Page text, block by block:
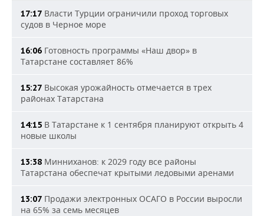
17:17 Власти Турции ограничили проход торговых
судов в Черное море
16:06 Готовность программы «Наш двор» в
Татарстане составляет 86%
15:27 Высокая урожайность отмечается в трех
районах Татарстана
14:15 В Татарстане к 1 сентября планируют открыть 4
новые школы
13:38 Минниханов: к 2029 году все районы
Татарстана обеспечат крытыми ледовыми аренами
13:07 Продажи электронных ОСАГО в России выросли
на 65% за семь месяцев